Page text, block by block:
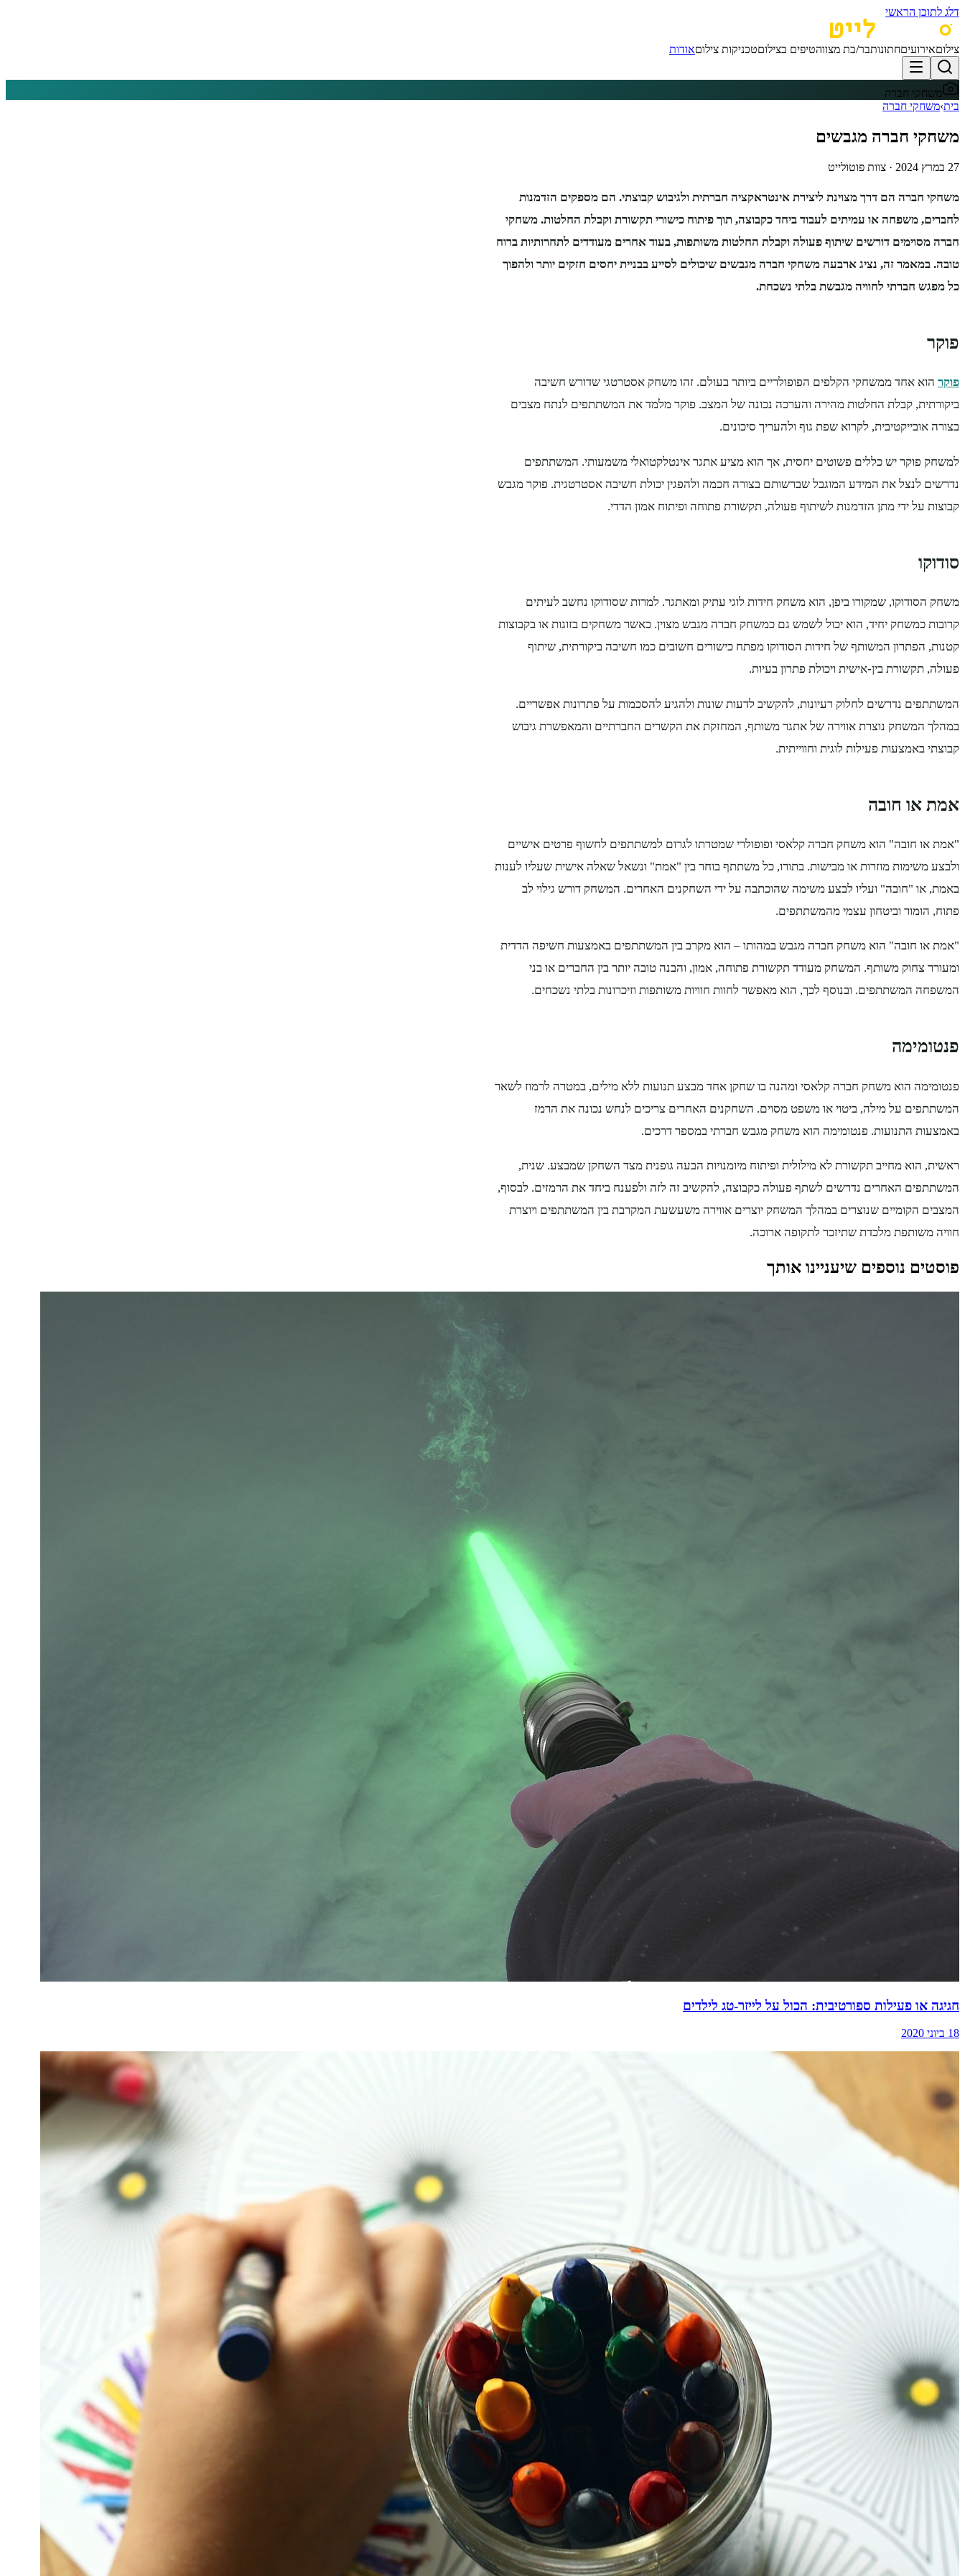
דלג לתוכן הראשי
צילוםאירועיםחתונותבר/בת מצווהטיפים בצילוםטכניקות צילוםאודות
משחקי חברה
בית›משחקי חברה
משחקי חברה מגבשים
27 במרץ 2024 · צוות פוטולייט
משחקי חברה הם דרך מצוינת ליצירת אינטראקציה חברתית ולגיבוש קבוצתי. הם מספקים הזדמנות
לחברים, משפחה או עמיתים לעבוד ביחד כקבוצה, תוך פיתוח כישורי תקשורת וקבלת החלטות. משחקי
חברה מסוימים דורשים שיתוף פעולה וקבלת החלטות משותפות, בעוד אחרים מעודדים לתחרותיות ברוח
טובה. במאמר זה, נציג ארבעה משחקי חברה מגבשים שיכולים לסייע בבניית יחסים חזקים יותר ולהפוך
כל מפגש חברתי לחוויה מגבשת בלתי נשכחת.
פוקר
פוקר הוא אחד ממשחקי הקלפים הפופולריים ביותר בעולם. זהו משחק אסטרטגי שדורש חשיבה
ביקורתית, קבלת החלטות מהירה והערכה נכונה של המצב. פוקר מלמד את המשתתפים לנתח מצבים
בצורה אובייקטיבית, לקרוא שפת גוף ולהעריך סיכונים.
למשחק פוקר יש כללים פשוטים יחסית, אך הוא מציע אתגר אינטלקטואלי משמעותי. המשתתפים
נדרשים לנצל את המידע המוגבל שברשותם בצורה חכמה ולהפגין יכולת חשיבה אסטרטגית. פוקר מגבש
קבוצות על ידי מתן הזדמנות לשיתוף פעולה, תקשורת פתוחה ופיתוח אמון הדדי.
סודוקו
משחק הסודוקו, שמקורו ביפן, הוא משחק חידות לוגי עתיק ומאתגר. למרות שסודוקו נחשב לעיתים
קרובות כמשחק יחיד, הוא יכול לשמש גם כמשחק חברה מגבש מצוין. כאשר משחקים בזוגות או בקבוצות
קטנות, הפתרון המשותף של חידות הסודוקו מפתח כישורים חשובים כמו חשיבה ביקורתית, שיתוף
פעולה, תקשורת בין-אישית ויכולת פתרון בעיות.
המשתתפים נדרשים לחלוק רעיונות, להקשיב לדעות שונות ולהגיע להסכמות על פתרונות אפשריים.
במהלך המשחק נוצרת אווירה של אתגר משותף, המחזקת את הקשרים החברתיים והמאפשרת גיבוש
קבוצתי באמצעות פעילות לוגית וחווייתית.
אמת או חובה
"אמת או חובה" הוא משחק חברה קלאסי ופופולרי שמטרתו לגרום למשתתפים לחשוף פרטים אישיים
ולבצע משימות מוזרות או מבישות. בתורו, כל משתתף בוחר בין "אמת" ונשאל שאלה אישית שעליו לענות
באמת, או "חובה" ועליו לבצע משימה שהוכתבה על ידי השחקנים האחרים. המשחק דורש גילוי לב
פתוח, הומור וביטחון עצמי מהמשתתפים.
"אמת או חובה" הוא משחק חברה מגבש במהותו – הוא מקרב בין המשתתפים באמצעות חשיפה הדדית
ומעורר צחוק משותף. המשחק מעודד תקשורת פתוחה, אמון, והבנה טובה יותר בין החברים או בני
המשפחה המשתתפים. ובנוסף לכך, הוא מאפשר לחוות חוויות משותפות וזיכרונות בלתי נשכחים.
פנטומימה
פנטומימה הוא משחק חברה קלאסי ומהנה בו שחקן אחד מבצע תנועות ללא מילים, במטרה לרמוז לשאר
המשתתפים על מילה, ביטוי או משפט מסוים. השחקנים האחרים צריכים לנחש נכונה את הרמז
באמצעות התנועות. פנטומימה הוא משחק מגבש חברתי במספר דרכים.
ראשית, הוא מחייב תקשורת לא מילולית ופיתוח מיומנויות הבעה גופנית מצד השחקן שמבצע. שנית,
המשתתפים האחרים נדרשים לשתף פעולה כקבוצה, להקשיב זה לזה ולפענח ביחד את הרמזים. לבסוף,
המצבים הקומיים שנוצרים במהלך המשחק יוצרים אווירה משעשעת המקרבת בין המשתתפים ויוצרת
חוויה משותפת מלכדת שתיזכר לתקופה ארוכה.
פוסטים נוספים שיעניינו אותך
חגיגה או פעילות ספורטיבית: הכול על לייזר-טג לילדים
18 ביוני 2020